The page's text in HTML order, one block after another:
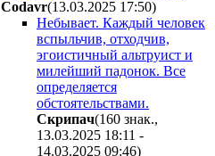
Codavr(13.03.2025 17:50)
Небывает. Каждый человек
вспыльчив, отходчив,
эгоистичный альтруист и
милейший падонок. Все
определяется
обстоятельствами.
Cкpипaч(160 знак.,
13.03.2025 18:11 -
14.03.2025 09:46)